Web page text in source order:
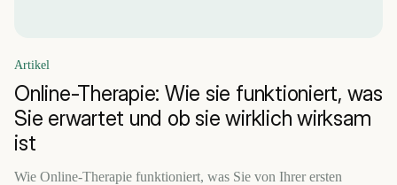
Artikel
Online-Therapie: Wie sie funktioniert, was
Sie erwartet und ob sie wirklich wirksam
ist
Wie Online-Therapie funktioniert, was Sie von Ihrer ersten